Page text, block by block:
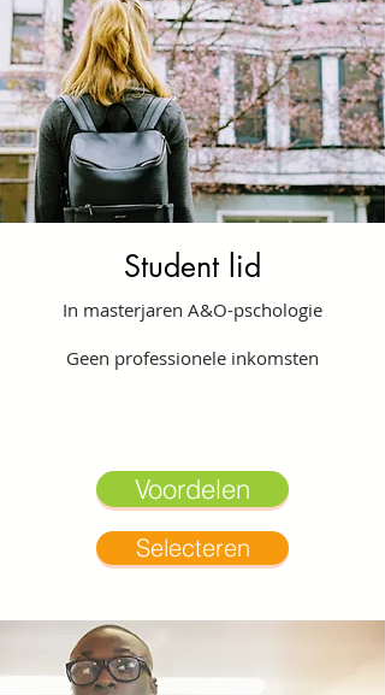
Student lid
In masterjaren A&O-pschologie
Geen professionele inkomsten
Voordelen
Selecteren